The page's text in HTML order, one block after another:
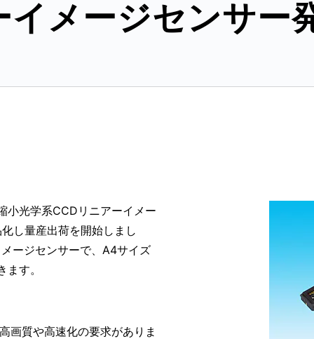
メージセンサー
小光学系CCDリニアーイメー
し量産出荷を開始しまし
ージセンサーで、A4サイズ
す。
画質や高速化の要求がありま